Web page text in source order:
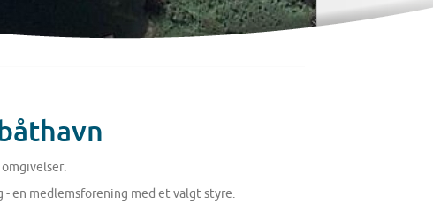
en medlemsforening med et valgt styre.